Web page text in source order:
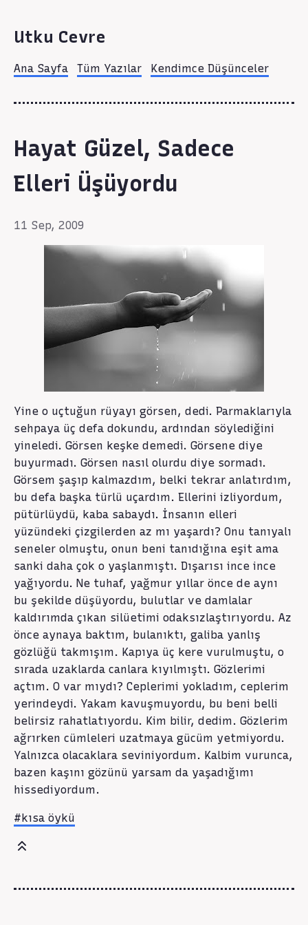
Utku Cevre
Ana Sayfa Tüm Yazılar Kendimce Düşünceler
Hayat Güzel, Sadece
Elleri Üşüyordu
11 Sep, 2009
Yine o uçtuğun rüyayı görsen, dedi. Parmaklarıyla
sehpaya üç defa dokundu, ardından söylediğini
yineledi. Görsen keşke demedi. Görsene diye
buyurmadı. Görsen nasıl olurdu diye sormadı.
Görsem şaşıp kalmazdım, belki tekrar anlatırdım,
bu defa başka türlü uçardım. Ellerini izliyordum,
pütürlüydü, kaba sabaydı. İnsanın elleri
yüzündeki çizgilerden az mı yaşardı? Onu tanıyalı
seneler olmuştu, onun beni tanıdığına eşit ama
sanki daha çok o yaşlanmıştı. Dışarısı ince ince
yağıyordu. Ne tuhaf, yağmur yıllar önce de aynı
bu şekilde düşüyordu, bulutlar ve damlalar
kaldırımda çıkan silüetimi odaksızlaştırıyordu. Az
önce aynaya baktım, bulanıktı, galiba yanlış
gözlüğü takmışım. Kapıya üç kere vurulmuştu, o
sırada uzaklarda canlara kıyılmıştı. Gözlerimi
açtım. O var mıydı? Ceplerimi yokladım, ceplerim
yerindeydi. Yakam kavuşmuyordu, bu beni belli
belirsiz rahatlatıyordu. Kim bilir, dedim. Gözlerim
ağrırken cümleleri uzatmaya gücüm yetmiyordu.
Yalnızca olacaklara seviniyordum. Kalbim vurunca,
bazen kaşını gözünü yarsam da yaşadığımı
hissediyordum.
#kısa öykü